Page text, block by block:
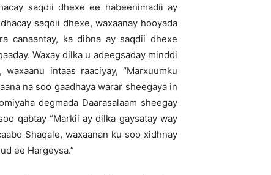
saqdii dhexe ee habeenimadii ay
saqdii dhexe, waxaanay hooyada
canaantay, ka dibna ay saqdii dhexe
Waxay dilka u adeegsaday minddi
intaas raaciyay, “Marxuumku
na soo gaadhaya warar sheegaya in
degmada Daarasalaam sheegay
qabtay “Markii ay dilka gaysatay way
Shaqale, waxaanan ku soo xidhnay
ee Hargeysa.”